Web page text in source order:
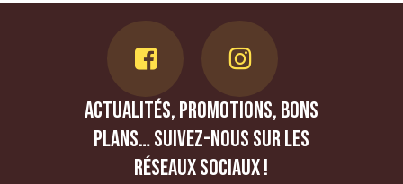
Actualités, promotions, bons
plans… Suivez-nous sur les
réseaux sociaux !